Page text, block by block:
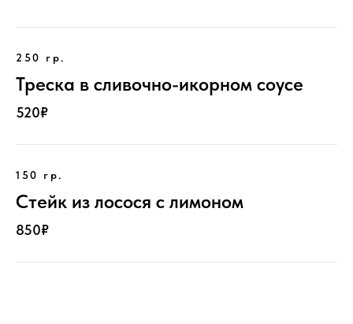
250 гр.
Треска в сливочно-икорном соусе
520₽
150 гр.
Стейк из лосося с лимоном
850₽